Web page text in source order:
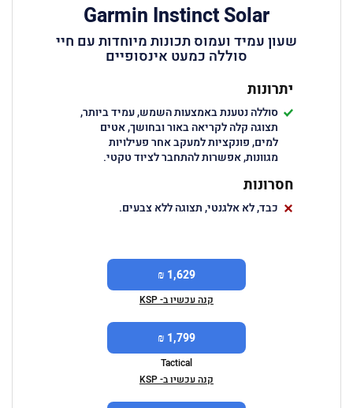
Garmin Instinct Solar
שעון עמיד ועמוס תכונות מיוחדות עם חיי
סוללה כמעט אינסופיים
יתרונות
סוללה נטענת באמצעות השמש, עמיד ביותר,
תצוגה קלה לקריאה באור ובחושך, אטים
למים, פונקציות למעקב אחר פעילויות
מגוונות, אפשרות להתחבר לציוד טקטי.
חסרונות
כבד, לא אלגנטי, תצוגה ללא צבעים.
1,629 ₪
קנה עכשיו ב- KSP
1,799 ₪
Tactical
קנה עכשיו ב- KSP